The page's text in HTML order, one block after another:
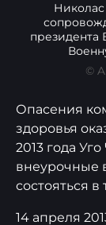
президента
©
Опасения
здоровья
2013 года
внеурочные
состояться
14 апреля